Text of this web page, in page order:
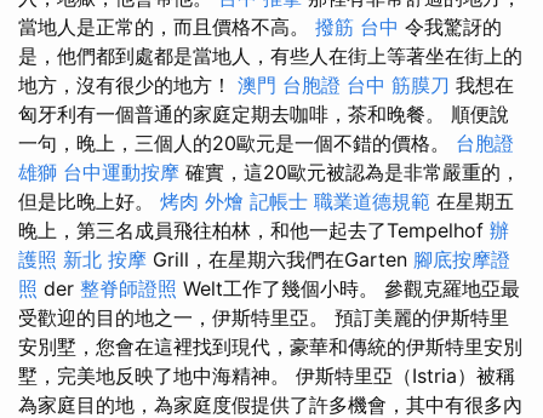
當地人是正常的，而且價格不高。 撥筋 台中 令我驚訝的
是，他們都到處都是當地人，有些人在街上等著坐在街上的
地方，沒有很少的地方！ 澳門 台胞證 台中 筋膜刀 我想在
匈牙利有一個普通的家庭定期去咖啡，茶和晚餐。 順便說
一句，晚上，三個人的20歐元是一個不錯的價格。 台胞證
雄獅 台中運動按摩 確實，這20歐元被認為是非常嚴重的，
但是比晚上好。 烤肉 外燴 記帳士 職業道德規範 在星期五
晚上，第三名成員飛往柏林，和他一起去了Tempelhof 辦
護照 新北 按摩 Grill，在星期六我們在Garten 腳底按摩證
照 der 整脊師證照 Welt工作了幾個小時。 參觀克羅地亞最
受歡迎的目的地之一，伊斯特里亞。 預訂美麗的伊斯特里
安別墅，您會在這裡找到現代，豪華和傳統的伊斯特里安別
墅，完美地反映了地中海精神。 伊斯特里亞（Istria）被稱
為家庭目的地，為家庭度假提供了許多機會，其中有很多內